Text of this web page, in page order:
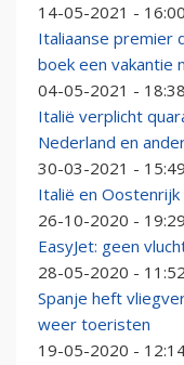
14-05-2021 - 16:00
Italiaanse premier
boek een vakantie
04-05-2021 - 18:38
Italië verplicht
Nederland en
30-03-2021 - 15:49
Italië en
26-10-2020 - 19:29
EasyJet: geen
28-05-2020 - 11:52
Spanje heft
weer toeristen
19-05-2020 -